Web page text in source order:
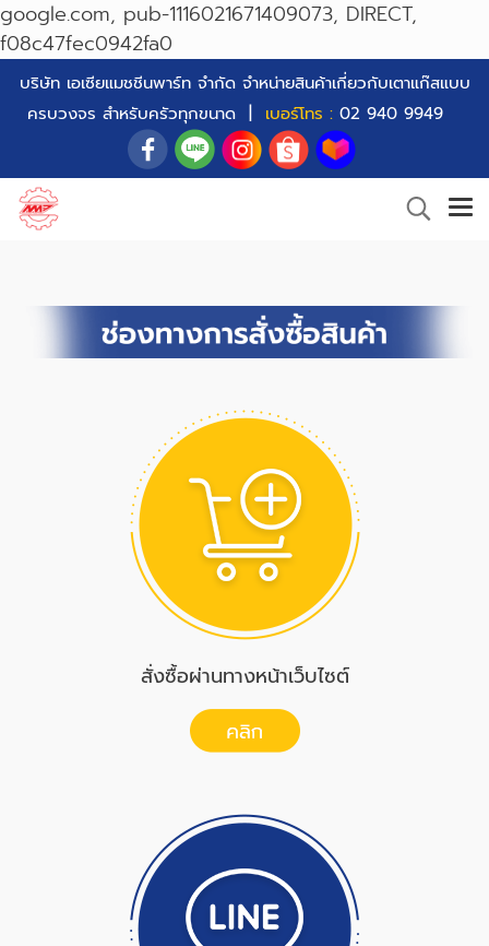
google.com, pub-1116021671409073, DIRECT,
f08c47fec0942fa0
บริษัท เอเซียแมชชีนพาร์ท จำกัด จำหน่ายสินค้าเกี่ยวกับเตาแก๊สแบบ
ครบวงจร สำหรับครัวทุกขนาด | เบอร์โทร : 02 940 9949
สั่งซื้อผ่านทางหน้าเว็บไซต์